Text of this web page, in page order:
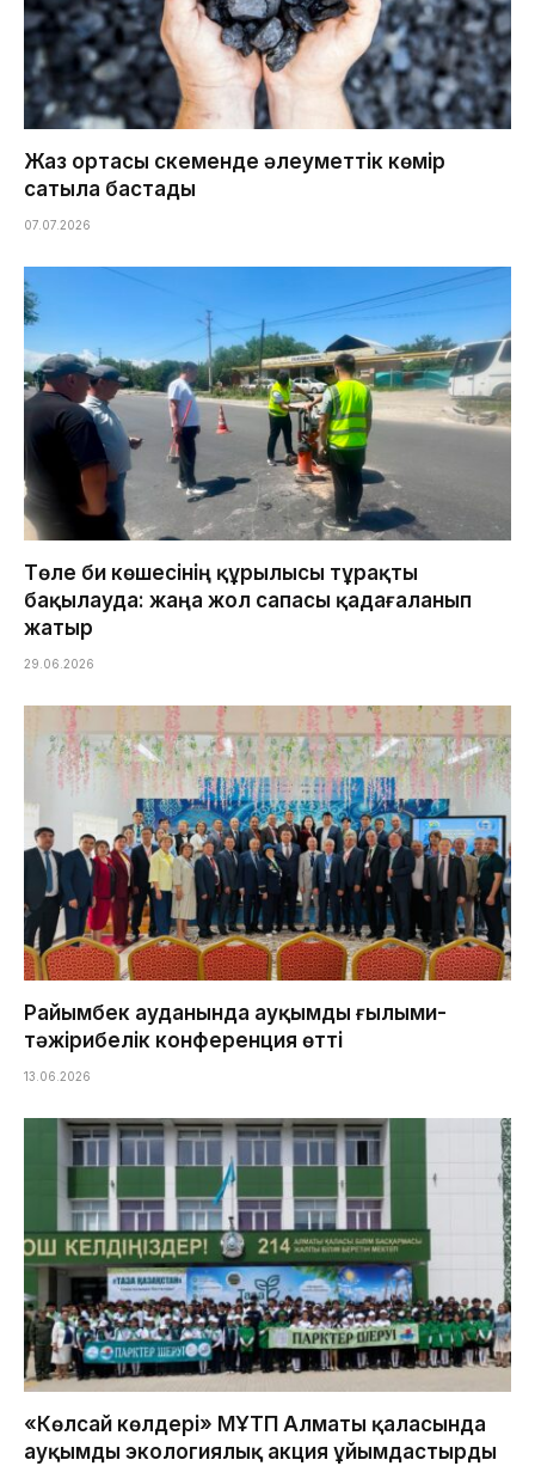
Жаз ортасы Өскеменде әлеуметтік көмір
сатыла бастады
07.07.2026
Төле би көшесінің құрылысы тұрақты
бақылауда: жаңа жол сапасы қадағаланып
жатыр
29.06.2026
Райымбек ауданында ауқымды ғылыми-
тәжірибелік конференция өтті
13.06.2026
«Көлсай көлдері» МҰТП Алматы қаласында
ауқымды экологиялық акция ұйымдастырды